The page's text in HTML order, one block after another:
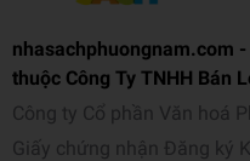
nhasachphuongnam.com
thuộc Công Ty TNHH Bán
Công ty Cổ phần Văn hoá
Giấy chứng nhận Đăng ký